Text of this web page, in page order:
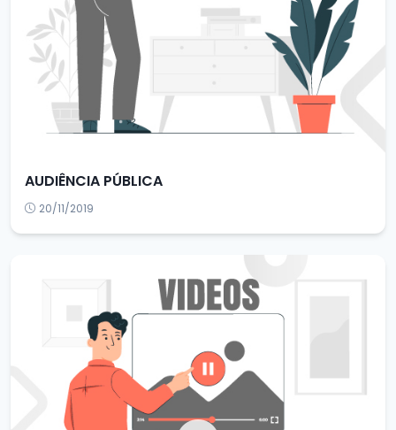
AUDIÊNCIA PÚBLICA
20/11/2019